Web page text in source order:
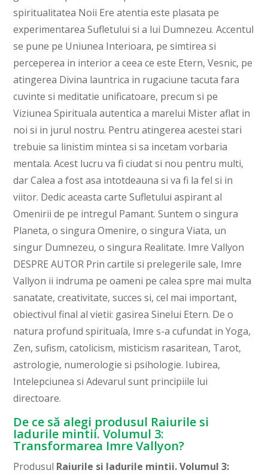
spiritualitatea Noii Ere atentia este plasata pe
experimentarea Sufletului si a lui Dumnezeu. Accentul
se pune pe Uniunea Interioara, pe simtirea si
perceperea in interior a ceea ce este Etern, Vesnic, pe
atingerea Divina launtrica in rugaciune tacuta fara
cuvinte si meditatie unificatoare, precum si pe
Viziunea Spirituala autentica a marelui Mister aflat in
noi si in jurul nostru. Pentru atingerea acestei stari
trebuie sa linistim mintea si sa incetam vorbaria
mentala. Acest lucru va fi ciudat si nou pentru multi,
dar Calea a fost asa intotdeauna si va fi la fel si in
viitor. Dedic aceasta carte Sufletului aspirant al
Omenirii de pe intregul Pamant. Suntem o singura
Planeta, o singura Omenire, o singura Viata, un
singur Dumnezeu, o singura Realitate. Imre Vallyon
DESPRE AUTOR Prin cartile si prelegerile sale, Imre
Vallyon ii indruma pe oameni pe calea spre mai multa
sanatate, creativitate, succes si, cel mai important,
obiectivul final al vietii: gasirea Sinelui Etern. De o
natura profund spirituala, Imre s-a cufundat in Yoga,
Zen, sufism, catolicism, misticism rasaritean, Tarot,
astrologie, numerologie si psihologie. Iubirea,
Intelepciunea si Adevarul sunt principiile lui
directoare.
De ce să alegi produsul Raiurile si
Iadurile mintii. Volumul 3:
Transformarea Imre Vallyon?
Produsul Raiurile si Iadurile mintii. Volumul 3: